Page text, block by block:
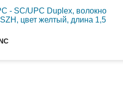
- SC/UPC Duplex, волокно
цвет желтый, длина 1,5